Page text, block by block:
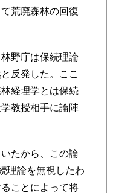
荒廃森林の回復
野庁は保続理論
反発した。ここ
経理学とは保続
教授相手に論陣
たから、この論
理論を無視したわ
ことによって将